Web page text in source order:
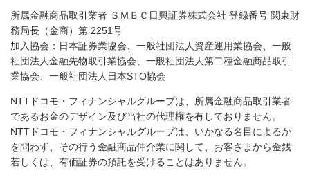
所属金融商品取引業者 ＳＭＢＣ日興証券株式会社 登録番号 関東財
務局長（金商）第 2251号
加入協会：日本証券業協会、一般社団法人資産運用業協会、一般
社団法人金融先物取引業協会、一般社団法人第二種金融商品取引
業協会、一般社団法人日本STO協会
NTTドコモ・フィナンシャルグループは、所属金融商品取引業者
であるお金のデザイン及び当社の代理権を有しておりません。
NTTドコモ・フィナンシャルグループは、いかなる名目によるか
を問わず、その行う金融商品仲介業に関して、お客さまから金銭
若しくは、有価証券の預託を受けることはありません。